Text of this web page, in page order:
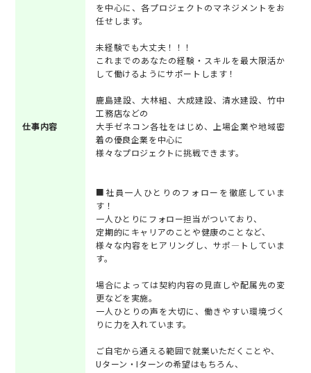
仕事内容
を中心に、各プロジェクトのマネジメントをお
任せします。
未経験でも大丈夫！！！
これまでのあなたの経験・スキルを最大限活か
して働けるようにサポートします！
鹿島建設、大林組、大成建設、清水建設、竹中
工務店などの
大手ゼネコン各社をはじめ、上場企業や地域密
着の優良企業を中心に
様々なプロジェクトに挑戦できます。
■社員一人ひとりのフォローを徹底していま
す！
一人ひとりにフォロー担当がついており、
定期的にキャリアのことや健康のことなど、
様々な内容をヒアリングし、サポ―トしていま
す。
場合によっては契約内容の見直しや配属先の変
更などを実施。
一人ひとりの声を大切に、働きやすい環境づく
りに力を入れています。
ご自宅から通える範囲で就業いただくことや、
Uターン・Iターンの希望はもちろん、